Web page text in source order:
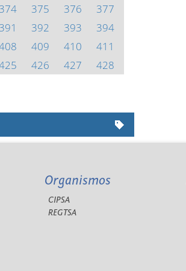
374 375 376
377
391 392 393
394
409 410
411
426 427
428
Organismos
CIPSA
REGTSA